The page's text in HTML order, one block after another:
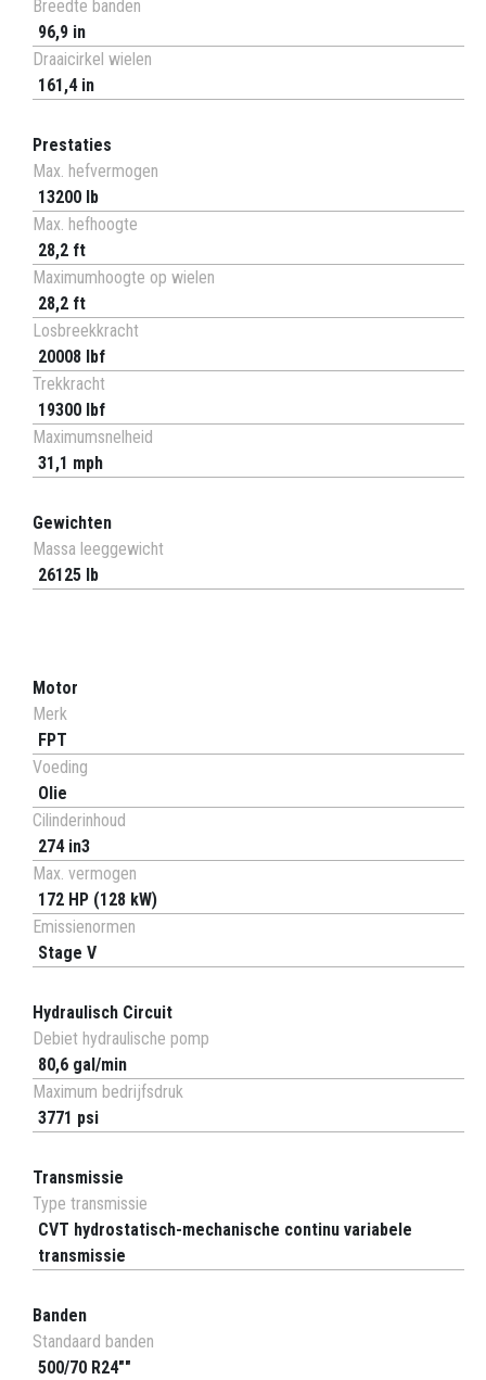
Breedte banden
96,9 in
Draaicirkel wielen
161,4 in
Prestaties
Max. hefvermogen
13200 lb
Max. hefhoogte
28,2 ft
Maximumhoogte op wielen
28,2 ft
Losbreekkracht
20008 lbf
Trekkracht
19300 lbf
Maximumsnelheid
31,1 mph
Gewichten
Massa leeggewicht
26125 lb
Motor
Merk
FPT
Voeding
Olie
Cilinderinhoud
274 in3
Max. vermogen
172 HP (128 kW)
Emissienormen
Stage V
Hydraulisch Circuit
Debiet hydraulische pomp
80,6 gal/min
Maximum bedrijfsdruk
3771 psi
Transmissie
Type transmissie
CVT hydrostatisch-mechanische continu variabele
transmissie
Banden
Standaard banden
500/70 R24""